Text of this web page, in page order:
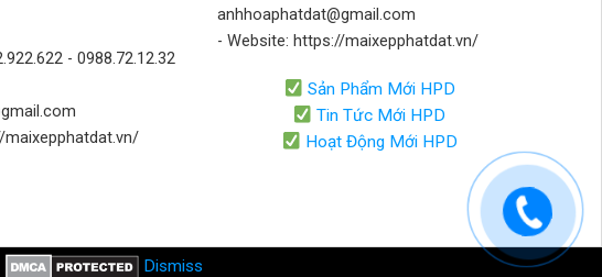
- 0988.72.12.32
anhhoaphatdat@gmail.com
- Website: https://maixepphatdat.vn/
Sản Phẩm Mới HPD
Tin Tức Mới HPD
Hoạt Động Mới HPD
Dismiss